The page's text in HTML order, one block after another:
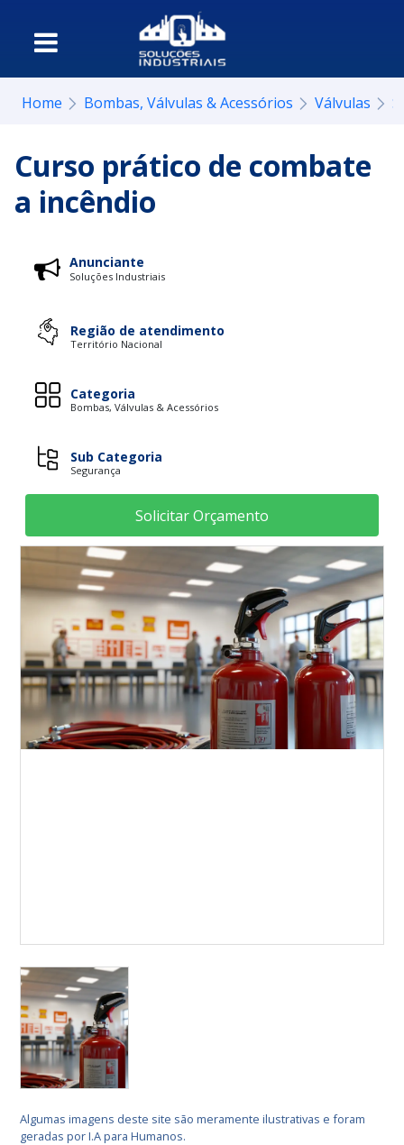
Home Bombas, Válvulas & Acessórios Válvulas
Curso prático de combate
a incêndio
Anunciante
Soluções Industriais
Região de atendimento
Território Nacional
Categoria
Bombas, Válvulas & Acessórios
Sub Categoria
Segurança
Solicitar Orçamento
Algumas imagens deste site são meramente ilustrativas e foram
geradas por I.A para Humanos.